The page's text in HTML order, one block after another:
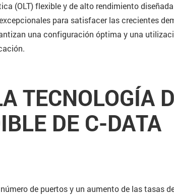
(OLT) flexible y de alto rendimiento
para satisfacer las crecientes
una configuración óptima y una
TECNOLOGÍA
DE C-DATA
de puertos y un aumento de las tasas